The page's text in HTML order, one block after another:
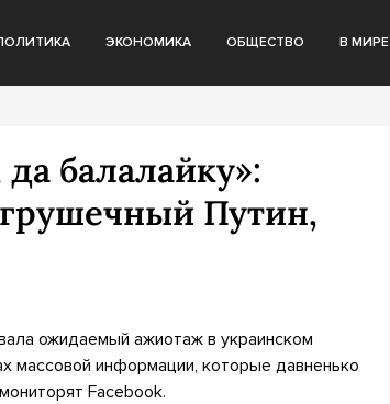
ЭКОНОМИКА ОБЩЕСТВО В МИРЕ
балалайку»:
Путин,
ожидаемый ажиотаж в украинском
массовой информации, которые давненько
Facebook.